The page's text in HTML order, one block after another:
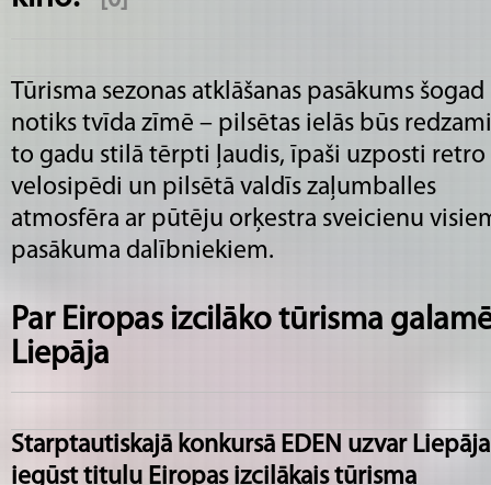
Tūrisma sezonas atklāšanas pasākums šogad
notiks tvīda zīmē – pilsētas ielās būs
to gadu stilā tērpti ļaudis, īpaši uzposti retro
velosipēdi un pilsētā valdīs zaļumballes
atmosfēra ar pūtēju orķestra sveicienu
pasākuma dalībniekiem.
Par Eiropas izcilāko tūrisma
Liepāja
Starptautiskajā konkursā EDEN uzvar
iegūst titulu Eiropas izcilākais tūrisma